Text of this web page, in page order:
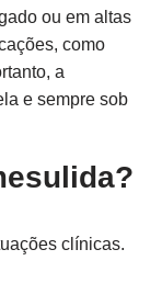
ou em altas
como
a
e sempre sob
clínicas.